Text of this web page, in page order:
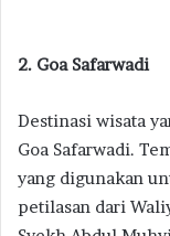
2. Goa Safarwadi
Destinasi wisata
Goa Safarwadi.
yang digunakan
petilasan dari